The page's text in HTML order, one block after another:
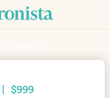
$999